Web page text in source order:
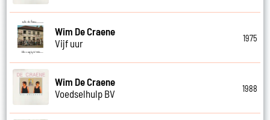
Wim De Craene
Vijf uur
1975
Wim De Craene
Voedselhulp BV
1988